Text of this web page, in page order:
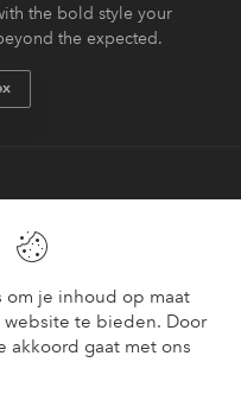
om je inhoud op maat
te bieden. Door
akkoord gaat met ons
the bold style your
the expected.
onze betaalopties